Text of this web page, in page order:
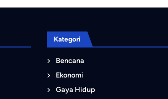
Kategori
Bencana
Ekonomi
Gaya Hidup